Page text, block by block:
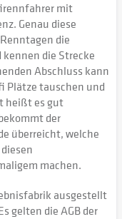
mit
Genau diese
die
die Strecke
Abschluss kann
Plätze tauschen und
heißt es gut
der
überreicht, welche
machen.
ausgestellt
gelten die AGB der